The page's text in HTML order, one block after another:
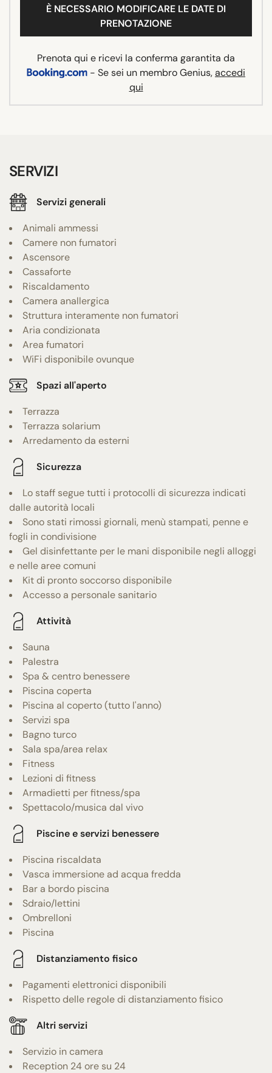
È NECESSARIO MODIFICARE LE DATE DI
PRENOTAZIONE
Prenota qui e ricevi la conferma garantita da
- Se sei un membro Genius,accedi
qui
SERVIZI
Servizi generali
Animali ammessi
Camere non fumatori
Ascensore
Cassaforte
Riscaldamento
Camera anallergica
Struttura interamente non fumatori
Aria condizionata
Area fumatori
WiFi disponibile ovunque
Spazi all'aperto
Terrazza
Terrazza solarium
Arredamento da esterni
Sicurezza
Lo staff segue tutti i protocolli di sicurezza indicati
dalle autorità locali
Sono stati rimossi giornali, menù stampati, penne e
fogli in condivisione
Gel disinfettante per le mani disponibile negli alloggi
e nelle aree comuni
Kit di pronto soccorso disponibile
Accesso a personale sanitario
Attività
Sauna
Palestra
Spa & centro benessere
Piscina coperta
Piscina al coperto (tutto l'anno)
Servizi spa
Bagno turco
Sala spa/area relax
Fitness
Lezioni di fitness
Armadietti per fitness/spa
Spettacolo/musica dal vivo
Piscine e servizi benessere
Piscina riscaldata
Vasca immersione ad acqua fredda
Bar a bordo piscina
Sdraio/lettini
Ombrelloni
Piscina
Distanziamento fisico
Pagamenti elettronici disponibili
Rispetto delle regole di distanziamento fisico
Altri servizi
Servizio in camera
Reception 24 ore su 24